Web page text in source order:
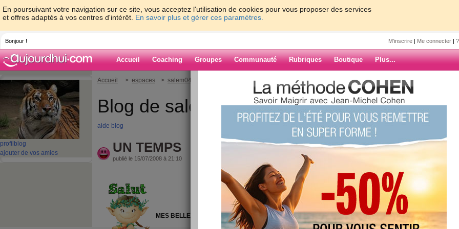
En poursuivant votre navigation sur ce site, vous acceptez l'utilisation de cookies pour vous proposer des services
et offres adaptés à vos centres d'intérêt. En savoir plus et gérer ces paramètres.
Bonjour ! M'inscrire | Me connecter |
Accueil Coaching Groupes Communauté Rubriques Boutique Plus...
profil blog
ajouter de vos amies
Accueil > espaces > salem04
Blog de salem04
aide blog
UN TEMPS
publié le 15/07/2008 à 21:10
MES BELLES ARCHIVES